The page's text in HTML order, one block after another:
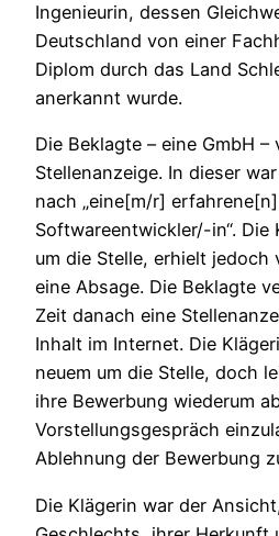
Ingenieurin, dessen
Deutschland von einer
Diplom durch das Land
anerkannt wurde.
Die Beklagte – eine GmbH
Stellenanzeige. In dieser
nach „eine[m/r] erfahrene[n]
Softwareentwickler/-in“. Die
um die Stelle, erhielt jedoch
eine Absage. Die Beklagte
Zeit danach eine
Inhalt im Internet. Die
neuem um die Stelle, doch
ihre Bewerbung wiederum
Vorstellungsgespräch
Ablehnung der Bewerbung
Die Klägerin war der